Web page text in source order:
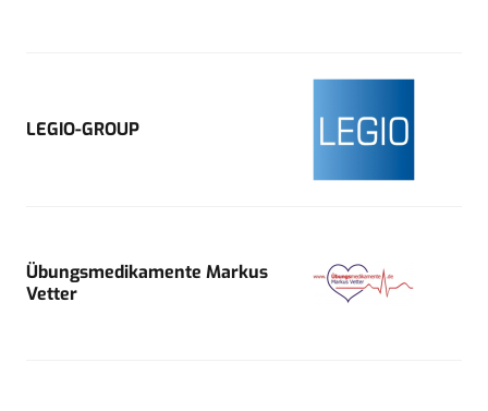
LEGIO-GROUP
Übungsmedikamente Markus
Vetter